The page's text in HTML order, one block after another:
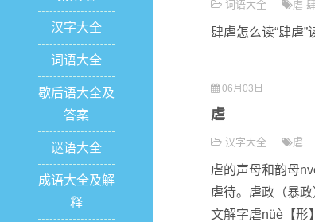
汉字大全
词语大全
歇后语大全及
答案
谜语大全
成语大全及解
释
词语大全 虐
肆虐怎么读“肆虐
06月03日
虐
汉字大全 虐
虐的声母和韵母
虐待。虐政（暴
文解字虐nüè【形